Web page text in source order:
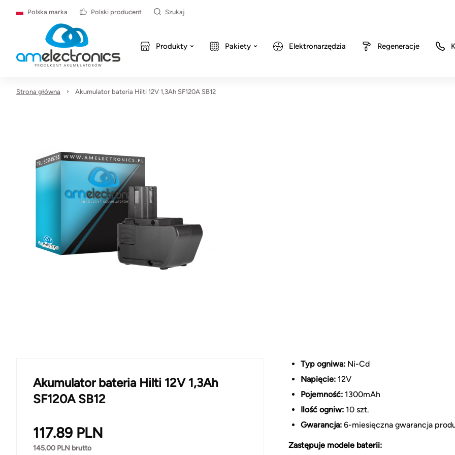
Polska marka Polski producent Szukaj
Produkty Pakiety Elektronarzędzia Regeneracje
Strona główna Akumulator bateria Hilti 12V 1,3Ah SF120A SB12
Akumulator bateria Hilti 12V 1,3Ah
SF120A SB12
117.89 PLN
145.00 PLN brutto
Typ ogniwa: Ni-Cd
Napięcie: 12V
Pojemność: 1300mAh
Ilość ogniw: 10 szt.
Gwarancja: 6-miesięczna gwarancja
Zastępuje modele baterii: